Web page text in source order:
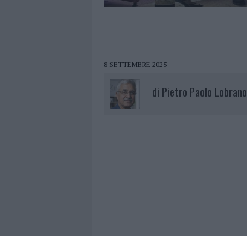
8 SETTEMBRE 2025
di Pietro Paolo Lobrano